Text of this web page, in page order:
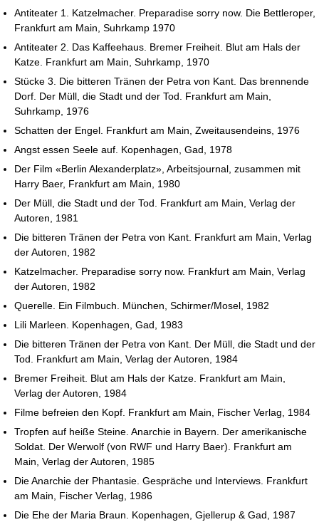
Antiteater 1. Katzelmacher. Preparadise sorry now. Die Bettleroper,
Frankfurt am Main, Suhrkamp 1970
Antiteater 2. Das Kaffeehaus. Bremer Freiheit. Blut am Hals der
Katze. Frankfurt am Main, Suhrkamp, 1970
Stücke 3. Die bitteren Tränen der Petra von Kant. Das brennende
Dorf. Der Müll, die Stadt und der Tod. Frankfurt am Main,
Suhrkamp, 1976
Schatten der Engel. Frankfurt am Main, Zweitausendeins, 1976
Angst essen Seele auf. Kopenhagen, Gad, 1978
Der Film «Berlin Alexanderplatz», Arbeitsjournal, zusammen mit
Harry Baer, Frankfurt am Main, 1980
Der Müll, die Stadt und der Tod. Frankfurt am Main, Verlag der
Autoren, 1981
Die bitteren Tränen der Petra von Kant. Frankfurt am Main, Verlag
der Autoren, 1982
Katzelmacher. Preparadise sorry now. Frankfurt am Main, Verlag
der Autoren, 1982
Querelle. Ein Filmbuch. München, Schirmer/Mosel, 1982
Lili Marleen. Kopenhagen, Gad, 1983
Die bitteren Tränen der Petra von Kant. Der Müll, die Stadt und der
Tod. Frankfurt am Main, Verlag der Autoren, 1984
Bremer Freiheit. Blut am Hals der Katze. Frankfurt am Main,
Verlag der Autoren, 1984
Filme befreien den Kopf. Frankfurt am Main, Fischer Verlag, 1984
Tropfen auf heiße Steine. Anarchie in Bayern. Der amerikanische
Soldat. Der Werwolf (von RWF und Harry Baer). Frankfurt am
Main, Verlag der Autoren, 1985
Die Anarchie der Phantasie. Gespräche und Interviews. Frankfurt
am Main, Fischer Verlag, 1986
Die Ehe der Maria Braun. Kopenhagen, Gjellerup & Gad, 1987